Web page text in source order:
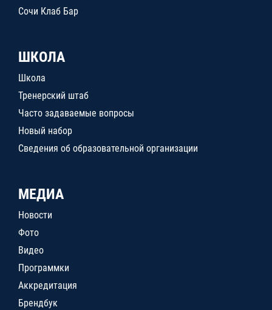
Сочи Клаб Бар
ШКОЛА
Школа
Тренерский штаб
Часто задаваемые вопросы
Новый набор
Сведения об образовательной организации
МЕДИА
Новости
Фото
Видео
Программки
Аккредитация
Брендбук